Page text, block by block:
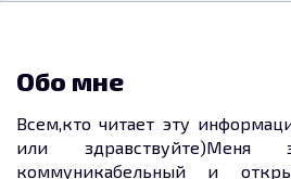
Обо мне
Всем,кто читает эту
или здравствуйте)Меня
коммуникабельный и